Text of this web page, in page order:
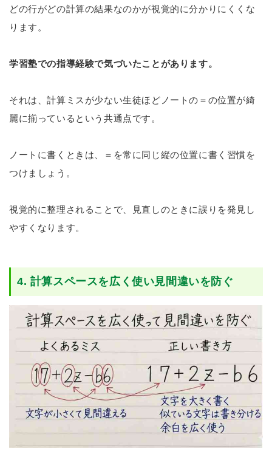
どの行がどの計算の結果なのかが視覚的に分かりにくくな
ります。
学習塾での指導経験で気づいたことがあります。
それは、計算ミスが少ない生徒ほどノートの＝の位置が綺
麗に揃っているという共通点です。
ノートに書くときは、＝を常に同じ縦の位置に書く習慣を
つけましょう。
視覚的に整理されることで、見直しのときに誤りを発見し
やすくなります。
4. 計算スペースを広く使い見間違いを防ぐ